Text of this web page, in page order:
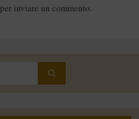
per inviare un commento.